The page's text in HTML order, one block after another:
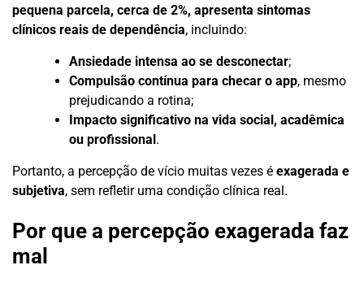
pequena parcela, cerca de 2%, apresenta sintomas
clínicos reais de dependência, incluindo:
Ansiedade intensa ao se desconectar;
Compulsão contínua para checar o app, mesmo
prejudicando a rotina;
Impacto significativo na vida social, acadêmica
ou profissional .
Portanto, a percepção de vício muitas vezes é exagerada e
subjetiva, sem refletir uma condição clínica real.
Por que a percepção exagerada faz
mal